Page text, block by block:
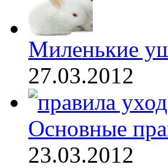
Миленькие
27.03.2012
Основные
23.03.2012